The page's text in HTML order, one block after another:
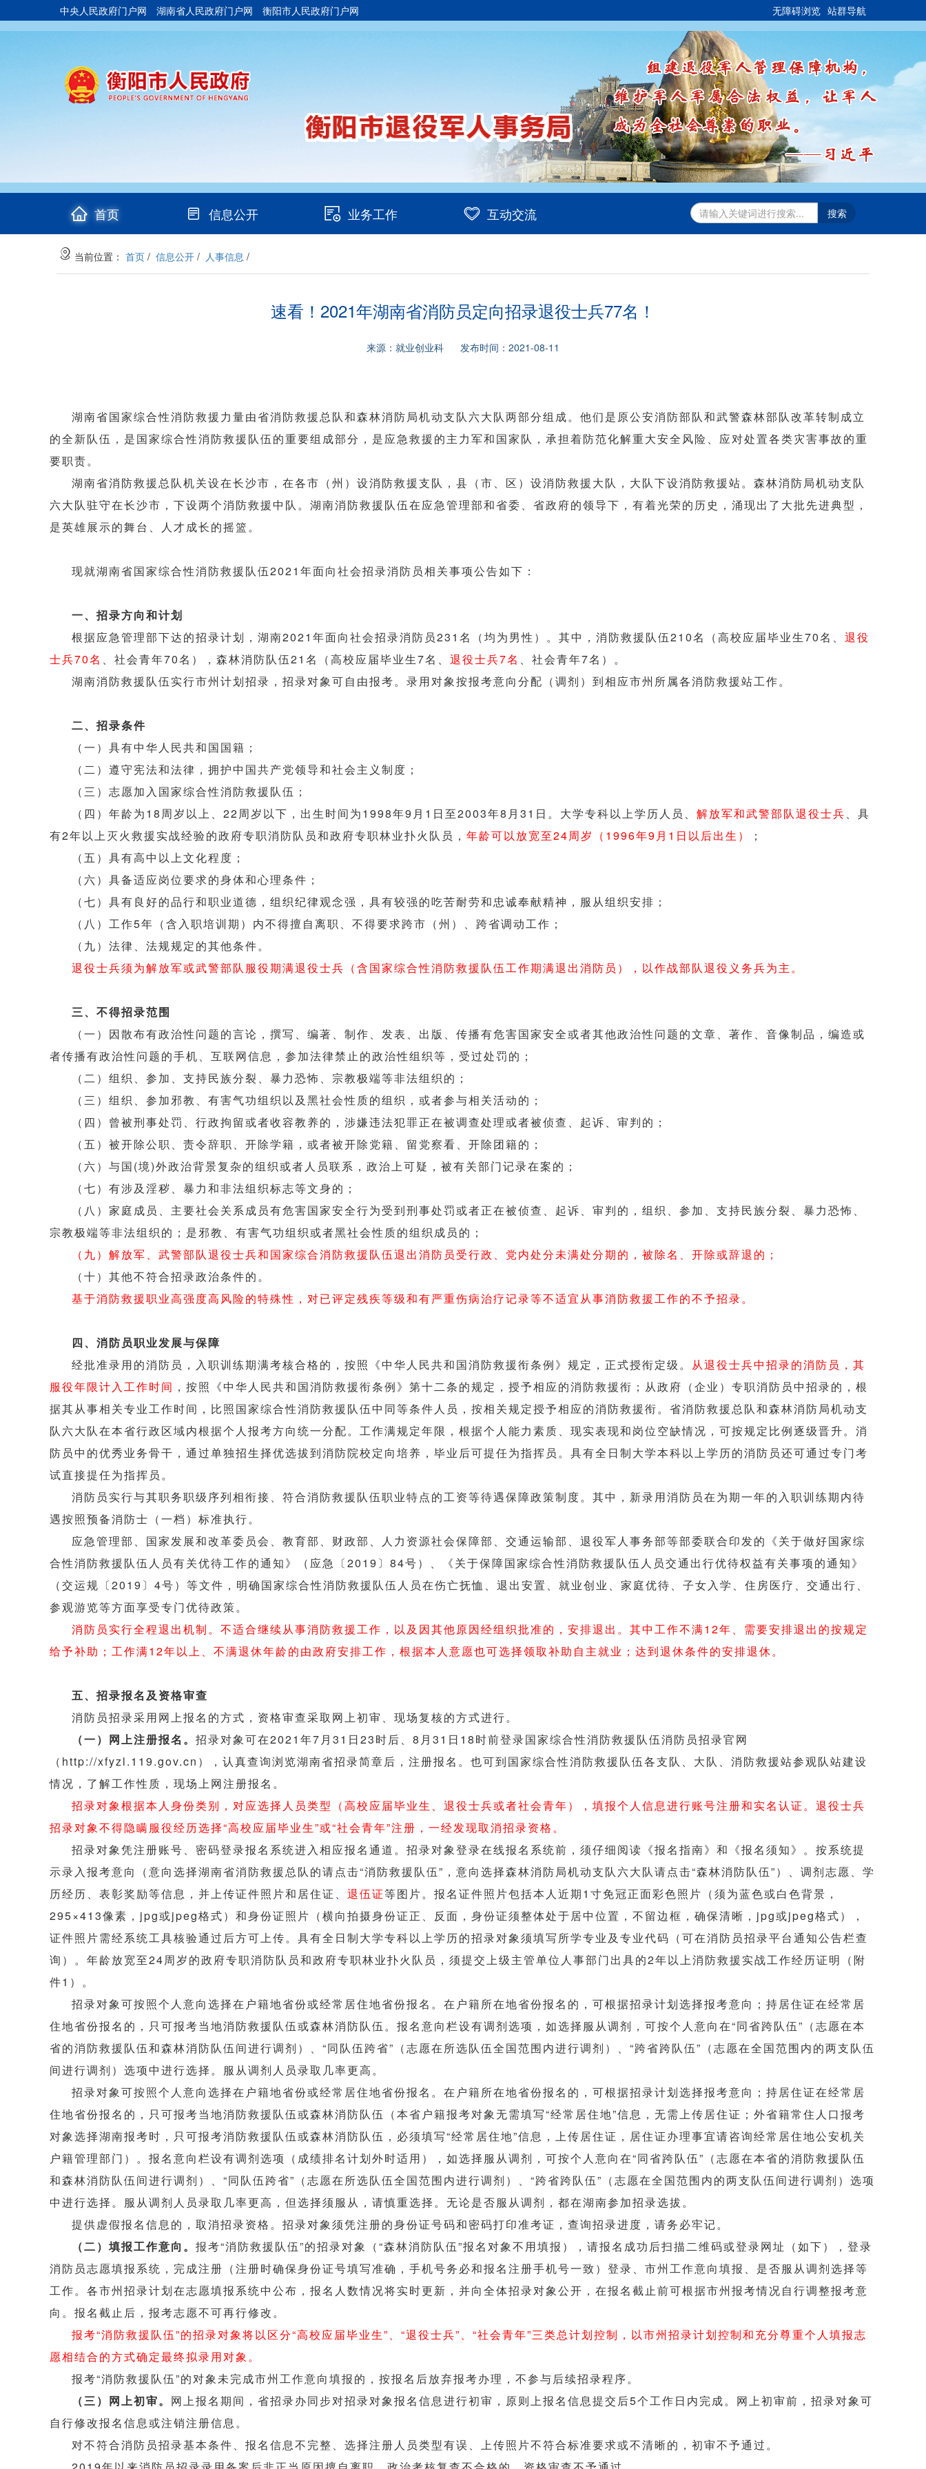
中央人民政府门户网 湖南省人民政府门户网 衡阳市人民政府门户网 无障碍浏览 站群导航
首页(current) 信息公开 业务工作 互动交流 搜索
当前位置： 首页 / 信息公开 / 人事信息 /
速看！2021年湖南省消防员定向招录退役士兵77名！
来源：就业创业科 发布时间：2021-08-11
湖南省国家综合性消防救援力量由省消防救援总队和森林消防局机动支队六大队两部分组成。他们是原公安消防部队和武警森林部队改革转制成立
的全新队伍，是国家综合性消防救援队伍的重要组成部分，是应急救援的主力军和国家队，承担着防范化解重大安全风险、应对处置各类灾害事故的重
要职责。
湖南省消防救援总队机关设在长沙市，在各市（州）设消防救援支队，县（市、区）设消防救援大队，大队下设消防救援站。森林消防局机动支队
六大队驻守在长沙市，下设两个消防救援中队。湖南消防救援队伍在应急管理部和省委、省政府的领导下，有着光荣的历史，涌现出了大批先进典型，
是英雄展示的舞台、人才成长的摇篮。
现就湖南省国家综合性消防救援队伍2021年面向社会招录消防员相关事项公告如下：
一、招录方向和计划
根据应急管理部下达的招录计划，湖南2021年面向社会招录消防员231名（均为男性）。其中，消防救援队伍210名（高校应届毕业生70名、 退役
士兵70名 、社会青年70名），森林消防队伍21名（高校应届毕业生7名、 退役士兵7名 、社会青年7名）。
湖南消防救援队伍实行市州计划招录，招录对象可自由报考。录用对象按报考意向分配（调剂）到相应市州所属各消防救援站工作。
二、招录条件
（一）具有中华人民共和国国籍；
（二）遵守宪法和法律，拥护中国共产党领导和社会主义制度；
（三）志愿加入国家综合性消防救援队伍；
（四）年龄为18周岁以上、22周岁以下，出生时间为1998年9月1日至2003年8月31日。大学专科以上学历人员、 解放军和武警部队退役士兵、具
有2年以上灭火救援实战经验的政府专职消防队员和政府专职林业扑火队员， 年龄可以放宽至24周岁（1996年9月1日以后出生）
；
（五）具有高中以上文化程度；
（六）具备适应岗位要求的身体和心理条件；
（七）具有良好的品行和职业道德，组织纪律观念强，具有较强的吃苦耐劳和忠诚奉献精神，服从组织安排；
（八）工作5年（含入职培训期）内不得擅自离职、不得要求跨市（州）、跨省调动工作；
（九）法律、法规规定的其他条件。
退役士兵须为解放军或武警部队服役期满退役士兵（含国家综合性消防救援队伍工作期满退出消防员），以作战部队退役义务兵为主。
三、不得招录范围
（一）因散布有政治性问题的言论，撰写、编著、制作、发表、出版、传播有危害国家安全或者其他政治性问题的文章、著作、音像制品，编造或
者传播有政治性问题的手机、互联网信息，参加法律禁止的政治性组织等，受过处罚的；
（二）组织、参加、支持民族分裂、暴力恐怖、宗教极端等非法组织的；
（三）组织、参加邪教、有害气功组织以及黑社会性质的组织，或者参与相关活动的；
（四）曾被刑事处罚、行政拘留或者收容教养的，涉嫌违法犯罪正在被调查处理或者被侦查、起诉、审判的；
（五）被开除公职、责令辞职、开除学籍，或者被开除党籍、留党察看、开除团籍的；
（六）与国(境)外政治背景复杂的组织或者人员联系，政治上可疑，被有关部门记录在案的；
（七）有涉及淫秽、暴力和非法组织标志等文身的；
（八）家庭成员、主要社会关系成员有危害国家安全行为受到刑事处罚或者正在被侦查、起诉、审判的，组织、参加、支持民族分裂、暴力恐怖、
宗教极端等非法组织的；是邪教、有害气功组织或者黑社会性质的组织成员的；
（九）解放军、武警部队退役士兵和国家综合消防救援队伍退出消防员受行政、党内处分未满处分期的，被除名、开除或辞退的；
（十）其他不符合招录政治条件的。
基于消防救援职业高强度高风险的特殊性，对已评定残疾等级和有严重伤病治疗记录等不适宜从事消防救援工作的不予招录。
四、消防员职业发展与保障
经批准录用的消防员，入职训练期满考核合格的，按照《中华人民共和国消防救援衔条例》规定，正式授衔定级。 从退役士兵中招录的消防员，其
服役年限计入工作时间 ，按照《中华人民共和国消防救援衔条例》第十二条的规定，授予相应的消防救援衔；从政府（企业）专职消防员中招录的，根
据其从事相关专业工作时间，比照国家综合性消防救援队伍中同等条件人员，按相关规定授予相应的消防救援衔。省消防救援总队和森林消防局机动支
队六大队在本省行政区域内根据个人报考方向统一分配。工作满规定年限，根据个人能力素质、现实表现和岗位空缺情况，可按规定比例逐级晋升。消
防员中的优秀业务骨干，通过单独招生择优选拔到消防院校定向培养，毕业后可提任为指挥员。具有全日制大学本科以上学历的消防员还可通过专门考
试直接提任为指挥员。
消防员实行与其职务职级序列相衔接、符合消防救援队伍职业特点的工资等待遇保障政策制度。其中，新录用消防员在为期一年的入职训练期内待
遇按照预备消防士（一档）标准执行。
应急管理部、国家发展和改革委员会、教育部、财政部、人力资源社会保障部、交通运输部、退役军人事务部等部委联合印发的《关于做好国家综
合性消防救援队伍人员有关优待工作的通知》（应急〔2019〕84号）、《关于保障国家综合性消防救援队伍人员交通出行优待权益有关事项的通知》
（交运规〔2019〕4号）等文件，明确国家综合性消防救援队伍人员在伤亡抚恤、退出安置、就业创业、家庭优待、子女入学、住房医疗、交通出行、
参观游览等方面享受专门优待政策。
消防员实行全程退出机制。不适合继续从事消防救援工作，以及因其他原因经组织批准的，安排退出。其中工作不满12年、需要安排退出的按规定
给予补助；工作满12年以上、不满退休年龄的由政府安排工作，根据本人意愿也可选择领取补助自主就业；达到退休条件的安排退休。
五、招录报名及资格审查
消防员招录采用网上报名的方式，资格审查采取网上初审、现场复核的方式进行。
（一）网上注册报名。 招录对象可在2021年7月31日23时后、8月31日18时前登录国家综合性消防救援队伍消防员招录官网
（http://xfyzl.119.gov.cn），认真查询浏览湖南省招录简章后，注册报名。也可到国家综合性消防救援队伍各支队、大队、消防救援站参观队站建设
情况，了解工作性质，现场上网注册报名。
招录对象根据本人身份类别，对应选择人员类型（高校应届毕业生、退役士兵或者社会青年），填报个人信息进行账号注册和实名认证。退役士兵
招录对象不得隐瞒服役经历选择“高校应届毕业生”或“社会青年”注册，一经发现取消招录资格。
招录对象凭注册账号、密码登录报名系统进入相应报名通道。招录对象登录在线报名系统前，须仔细阅读《报名指南》和《报名须知》。按系统提
示录入报考意向（意向选择湖南省消防救援总队的请点击“消防救援队伍”，意向选择森林消防局机动支队六大队请点击“森林消防队伍”）、调剂志愿、学
历经历、表彰奖励等信息，并上传证件照片和居住证、 退伍证等图片。报名证件照片包括本人近期1寸免冠正面彩色照片（须为蓝色或白色背景，
295×413像素，jpg或jpeg格式）和身份证照片（横向拍摄身份证正、反面，身份证须整体处于居中位置，不留边框，确保清晰，jpg或jpeg格式），
证件照片需经系统工具核验通过后方可上传。具有全日制大学专科以上学历的招录对象须填写所学专业及专业代码（可在消防员招录平台通知公告栏查
询）。年龄放宽至24周岁的政府专职消防队员和政府专职林业扑火队员，须提交上级主管单位人事部门出具的2年以上消防救援实战工作经历证明（附
件1）。
招录对象可按照个人意向选择在户籍地省份或经常居住地省份报名。在户籍所在地省份报名的，可根据招录计划选择报考意向；持居住证在经常居
住地省份报名的，只可报考当地消防救援队伍或森林消防队伍。报名意向栏设有调剂选项，如选择服从调剂，可按个人意向在“同省跨队伍”（志愿在本
省的消防救援队伍和森林消防队伍间进行调剂）、“同队伍跨省”（志愿在所选队伍全国范围内进行调剂）、“跨省跨队伍”（志愿在全国范围内的两支队伍
间进行调剂）选项中进行选择。服从调剂人员录取几率更高。
招录对象可按照个人意向选择在户籍地省份或经常居住地省份报名。在户籍所在地省份报名的，可根据招录计划选择报考意向；持居住证在经常居
住地省份报名的，只可报考当地消防救援队伍或森林消防队伍（本省户籍报考对象无需填写“经常居住地”信息，无需上传居住证；外省籍常住人口报考
对象选择湖南报考时，只可报考消防救援队伍或森林消防队伍，必须填写“经常居住地”信息，上传居住证，居住证办理事宜请咨询经常居住地公安机关
户籍管理部门）。报名意向栏设有调剂选项（成绩排名计划外时适用），如选择服从调剂，可按个人意向在“同省跨队伍”（志愿在本省的消防救援队伍
和森林消防队伍间进行调剂）、“同队伍跨省”（志愿在所选队伍全国范围内进行调剂）、“跨省跨队伍”（志愿在全国范围内的两支队伍间进行调剂）选项
中进行选择。服从调剂人员录取几率更高，但选择须服从，请慎重选择。无论是否服从调剂，都在湖南参加招录选拔。
提供虚假报名信息的，取消招录资格。招录对象须凭注册的身份证号码和密码打印准考证，查询招录进度，请务必牢记。
（二）填报工作意向。 报考“消防救援队伍”的招录对象（“森林消防队伍”报名对象不用填报），请报名成功后扫描二维码或登录网址（如下），登录
消防员志愿填报系统，完成注册（注册时确保身份证号填写准确，手机号务必和报名注册手机号一致）登录、市州工作意向填报、是否服从调剂选择等
工作。各市州招录计划在志愿填报系统中公布，报名人数情况将实时更新，并向全体招录对象公开，在报名截止前可根据市州报考情况自行调整报考意
向。报名截止后，报考志愿不可再行修改。
报考“消防救援队伍”的招录对象将以区分“高校应届毕业生”、“退役士兵”、“社会青年”三类总计划控制，以市州招录计划控制和充分尊重个人填报志
愿相结合的方式确定最终拟录用对象。
报考“消防救援队伍”的对象未完成市州工作意向填报的，按报名后放弃报考办理，不参与后续招录程序。
（三）网上初审。 网上报名期间，省招录办同步对招录对象报名信息进行初审，原则上报名信息提交后5个工作日内完成。网上初审前，招录对象可
自行修改报名信息或注销注册信息。
对不符合消防员招录基本条件、报名信息不完整、选择注册人员类型有误、上传照片不符合标准要求或不清晰的，初审不予通过。